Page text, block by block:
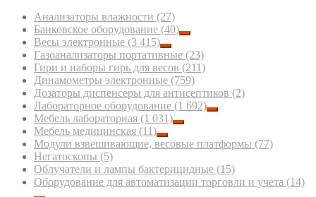
Анализаторы влажности (27)
Банковское оборудование (40)
Весы электронные (3 415)
Газоанализаторы портативные (23)
Гири и наборы гирь для весов (211)
Динамометры электронные (759)
Дозаторы диспенсеры для антисептиков (2)
Лабораторное оборудование (1 692)
Мебель лабораторная (1 031)
Мебель медицинская (11)
Модули взвешивающие, весовые платформы (77)
Негатоскопы (5)
Облучатели и лампы бактерицидные (15)
Оборудование для автоматизации торговли и учета (14)